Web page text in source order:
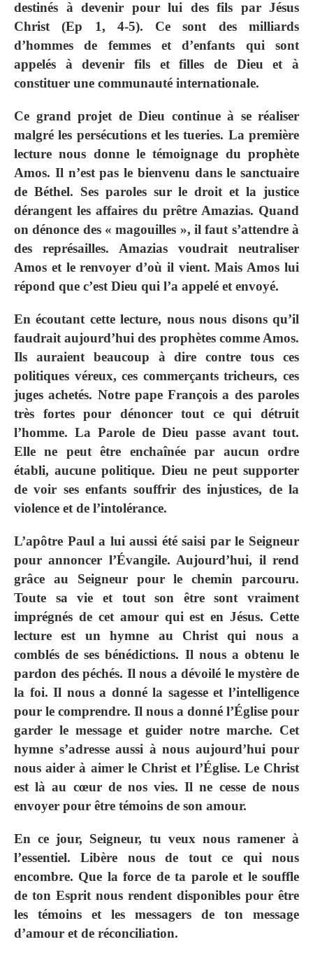
destinés à devenir pour lui des fils par Jésus
Christ (Ep 1, 4-5). Ce sont des milliards
d’hommes de femmes et d’enfants qui sont
appelés à devenir fils et filles de Dieu et à
constituer une communauté internationale.
Ce grand projet de Dieu continue à se réaliser
malgré les persécutions et les tueries. La première
lecture nous donne le témoignage du prophète
Amos. Il n’est pas le bienvenu dans le sanctuaire
de Béthel. Ses paroles sur le droit et la justice
dérangent les affaires du prêtre Amazias. Quand
on dénonce des « magouilles », il faut s’attendre à
des représailles. Amazias voudrait neutraliser
Amos et le renvoyer d’où il vient. Mais Amos lui
répond que c’est Dieu qui l’a appelé et envoyé.
En écoutant cette lecture, nous nous disons qu’il
faudrait aujourd’hui des prophètes comme Amos.
Ils auraient beaucoup à dire contre tous ces
politiques véreux, ces commerçants tricheurs, ces
juges achetés. Notre pape François a des paroles
très fortes pour dénoncer tout ce qui détruit
l’homme. La Parole de Dieu passe avant tout.
Elle ne peut être enchaînée par aucun ordre
établi, aucune politique. Dieu ne peut supporter
de voir ses enfants souffrir des injustices, de la
violence et de l’intolérance.
L’apôtre Paul a lui aussi été saisi par le Seigneur
pour annoncer l’Évangile. Aujourd’hui, il rend
grâce au Seigneur pour le chemin parcouru.
Toute sa vie et tout son être sont vraiment
imprégnés de cet amour qui est en Jésus. Cette
lecture est un hymne au Christ qui nous a
comblés de ses bénédictions. Il nous a obtenu le
pardon des péchés. Il nous a dévoilé le mystère de
la foi. Il nous a donné la sagesse et l’intelligence
pour le comprendre. Il nous a donné l’Église pour
garder le message et guider notre marche. Cet
hymne s’adresse aussi à nous aujourd’hui pour
nous aider à aimer le Christ et l’Église. Le Christ
est là au cœur de nos vies. Il ne cesse de nous
envoyer pour être témoins de son amour.
En ce jour, Seigneur, tu veux nous ramener à
l’essentiel. Libère nous de tout ce qui nous
encombre. Que la force de ta parole et le souffle
de ton Esprit nous rendent disponibles pour être
les témoins et les messagers de ton message
d’amour et de réconciliation.